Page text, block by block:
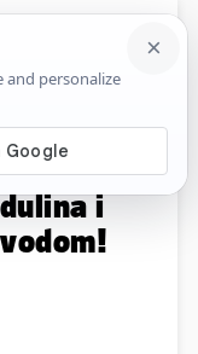
Komentari
jakog
i